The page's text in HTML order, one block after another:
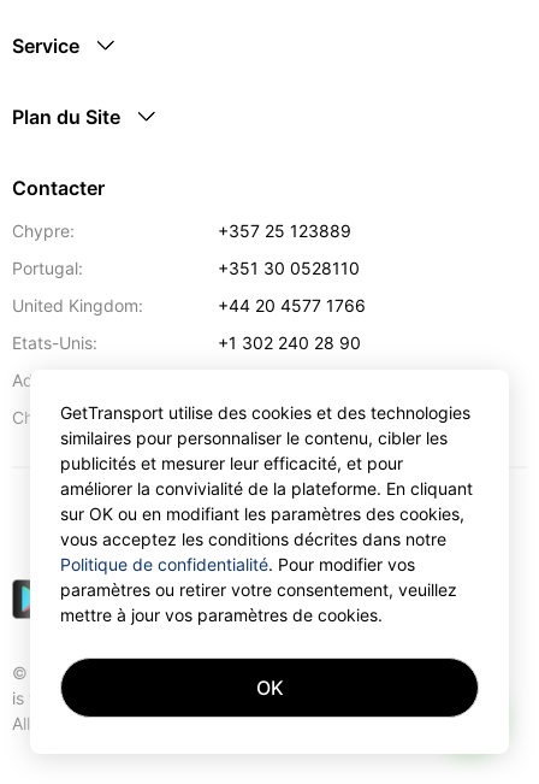
Service
Plan du Site
Contacter
Chypre:
+357 25 123889
Portugal:
+351 30 0528110
United Kingdom:
+44 20 4577 1766
Etats-Unis:
+1 302 240 28 90
Adresse:
Chypre:
57 Spyrou Kyprianou,Larnaca 6051
© Gettransport International Limited. GetTransport®
is trademark of Gettransport International Limited.
All rights reserved.
EUR
GetTransport utilise des cookies et des technologies
similaires pour personnaliser le contenu, cibler les
publicités et mesurer leur efficacité, et pour
améliorer la convivialité de la plateforme. En cliquant
sur OK ou en modifiant les paramètres des cookies,
vous acceptez les conditions décrites dans notre
Politique de confidentialité. Pour modifier vos
paramètres ou retirer votre consentement, veuillez
mettre à jour vos paramètres de cookies.
OK
AI